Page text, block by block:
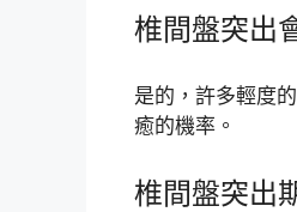
椎間盤突出
是的，許多輕度
癒的機率。
椎間盤突出